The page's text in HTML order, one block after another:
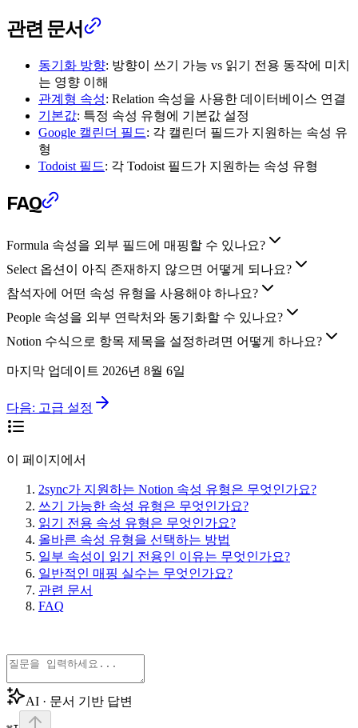
관련 문서
동기화 방향: 방향이 쓰기 가능 vs 읽기 전용 동작에 미치
는 영향 이해
관계형 속성: Relation 속성을 사용한 데이터베이스 연결
기본값: 특정 속성 유형에 기본값 설정
Google 캘린더 필드: 각 캘린더 필드가 지원하는 속성 유
형
Todoist 필드: 각 Todoist 필드가 지원하는 속성 유형
FAQ
Formula 속성을 외부 필드에 매핑할 수 있나요?
Select 옵션이 아직 존재하지 않으면 어떻게 되나요?
참석자에 어떤 속성 유형을 사용해야 하나요?
People 속성을 외부 연락처와 동기화할 수 있나요?
Notion 수식으로 항목 제목을 설정하려면 어떻게 하나요?
마지막 업데이트 2026년 8월 6일
다음: 고급 설정
이 페이지에서
2sync가 지원하는 Notion 속성 유형은 무엇인가요?
쓰기 가능한 속성 유형은 무엇인가요?
읽기 전용 속성 유형은 무엇인가요?
올바른 속성 유형을 선택하는 방법
일부 속성이 읽기 전용인 이유는 무엇인가요?
일반적인 매핑 실수는 무엇인가요?
관련 문서
FAQ
AI · 문서 기반 답변